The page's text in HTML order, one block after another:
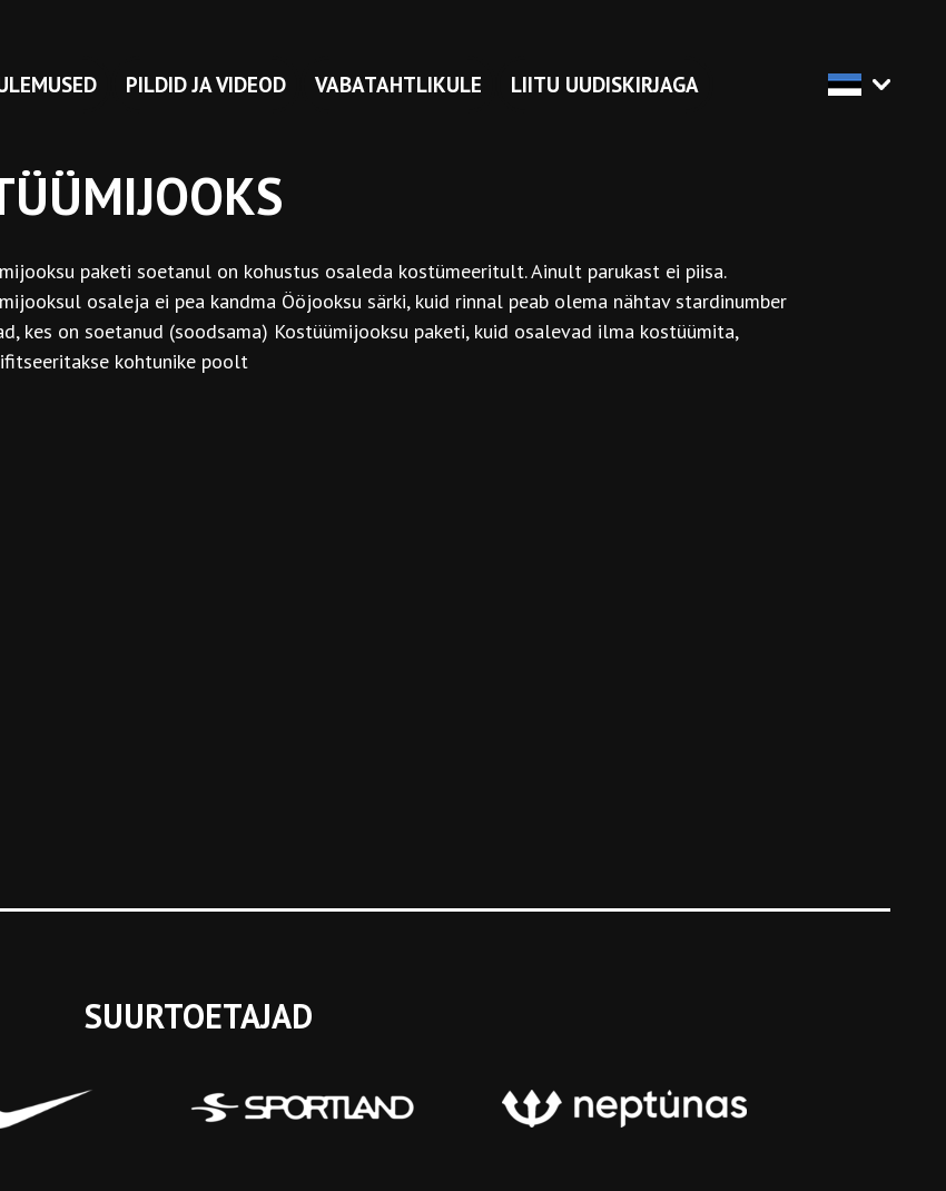
PILDID JA VIDEOD VABATAHTLIKULE LIITU UUDISKIRJAGA
paketi soetanul on kohustus osaleda kostümeeritult. Ainult parukast ei piisa.
osaleja ei pea kandma Ööjooksu särki, kuid rinnal peab olema nähtav stardinumber
kes on soetanud (soodsama) Kostüümijooksu paketi, kuid osalevad ilma kostüümita,
kohtunike poolt
SUURTOETAJAD